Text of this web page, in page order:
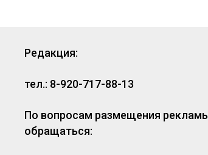
Редакция:
тел.: 8-920-717-88-13
По вопросам размещения
обращаться: